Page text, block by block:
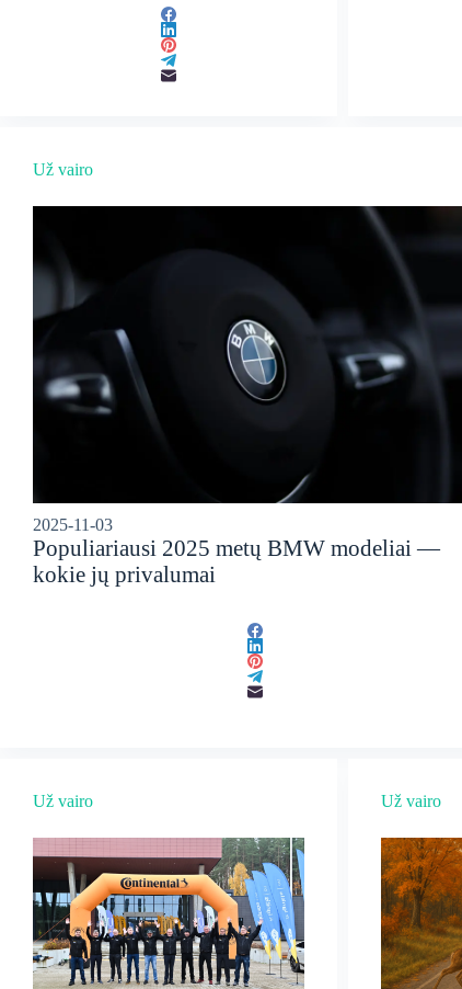
Už vairo
2025-11-03
Populiariausi 2025 metų BMW modeliai —
kokie jų privalumai
Už vairo Už vairo